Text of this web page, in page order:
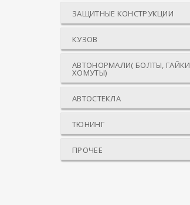
ЗАЩИТНЫЕ КОНСТРУКЦИИ
КУЗОВ
АВТОНОРМАЛИ( БОЛТЫ, ГАЙКИ,
ХОМУТЫ)
АВТОСТЕКЛА
ТЮНИНГ
ПРОЧЕЕ